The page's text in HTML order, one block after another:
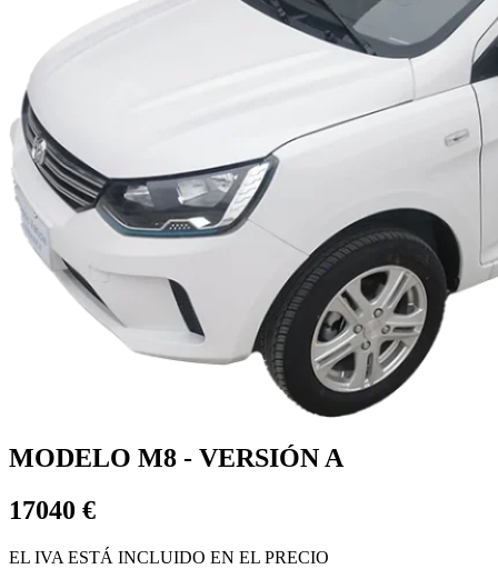
MODELO M8 - VERSIÓN A
17040 €
EL IVA ESTÁ INCLUIDO EN EL PRECIO